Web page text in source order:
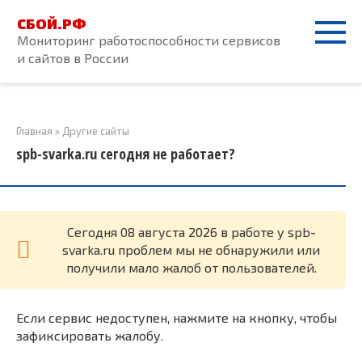
контенту
СБОЙ.РФ
Мониторинг работоспособности сервисов
и сайтов в России
Главная » Другие сайты
spb-svarka.ru сегодня не работает?
Cегодня 08 августа 2026 в работе у spb-
svarka.ru проблем мы не обнаружили или
получили мало жалоб от пользователей.
Если сервис недоступен, нажмите на кнопку, чтобы
зафиксировать жалобу.